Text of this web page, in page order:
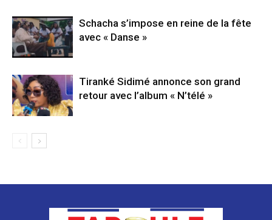
Schacha s’impose en reine de la fête
avec « Danse »
Tiranké Sidimé annonce son grand
retour avec l’album « N’télé »